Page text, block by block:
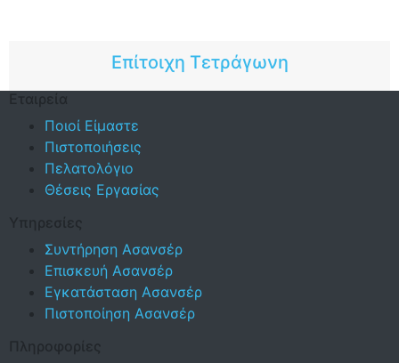
Επίτοιχη Τετράγωνη
Εταιρεία
Ποιοί Είμαστε
Πιστοποιήσεις
Πελατολόγιο
Θέσεις Εργασίας
Υπηρεσίες
Συντήρηση Ασανσέρ
Επισκευή Ασανσέρ
Εγκατάσταση Ασανσέρ
Πιστοποίηση Ασανσέρ
Πληροφορίες